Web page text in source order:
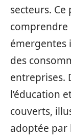
secteurs.
comprendre
émergentes
des
entreprises.
l’éducation
couverts,
adoptée par